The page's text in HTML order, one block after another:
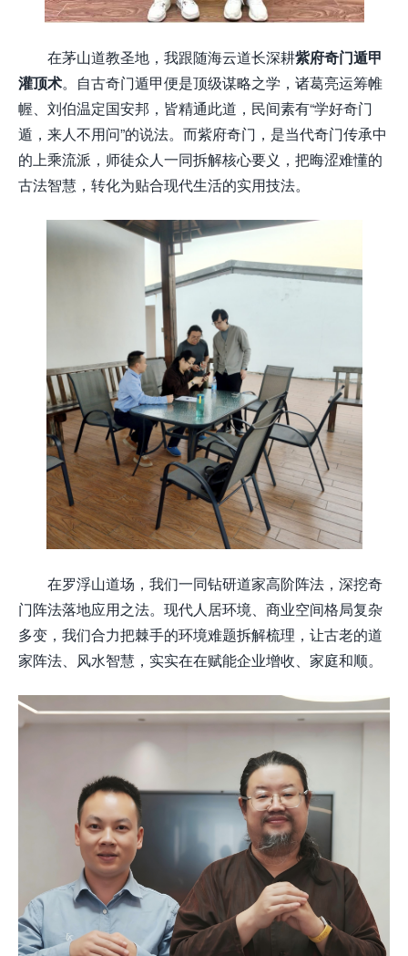
在茅山道教圣地，我跟随海云道长深耕紫府奇门遁甲
灌顶术 。自古奇门遁甲便是顶级谋略之学，诸葛亮运筹帷
幄、刘伯温定国安邦，皆精通此道，民间素有“学好奇门
遁，来人不用问”的说法。而紫府奇门，是当代奇门传承中
的上乘流派，师徒众人一同拆解核心要义，把晦涩难懂的
古法智慧，转化为贴合现代生活的实用技法。
在罗浮山道场，我们一同钻研道家高阶阵法，深挖奇
门阵法落地应用之法。现代人居环境、商业空间格局复杂
多变，我们合力把棘手的环境难题拆解梳理，让古老的道
家阵法、风水智慧，实实在在赋能企业增收、家庭和顺。